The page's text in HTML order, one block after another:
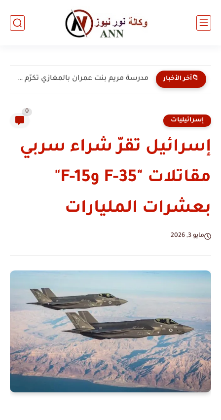
📁آخر الأخبار مدرسة مريم بنت عمران بالمغازي تكرّم 135 من طلبتها...
إسرائيليات
0
إسرائيل تقرّ شراء سربي
مقاتلات "F-35 وF-15"
بعشرات المليارات
مايو 3, 2026